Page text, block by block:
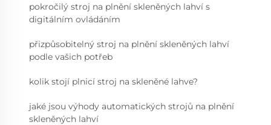
pokročilý stroj na plnění skleněných lahví s
digitálním ovládáním
přizpůsobitelný stroj na plnění skleněných lahví
podle vašich potřeb
kolik stojí plnicí stroj na skleněné lahve?
jaké jsou výhody automatických strojů na plnění
skleněných lahví